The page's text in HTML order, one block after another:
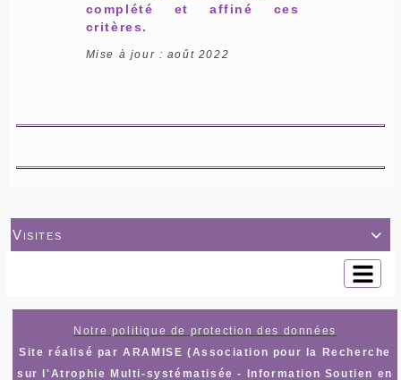
complété et affiné ces
critères.
Mise à jour : août 2022

Visites
Notre politique de protection des données
Site réalisé par ARAMISE (Association pour la Recherche
sur l'Atrophie Multi-systématisée - Information Soutien en